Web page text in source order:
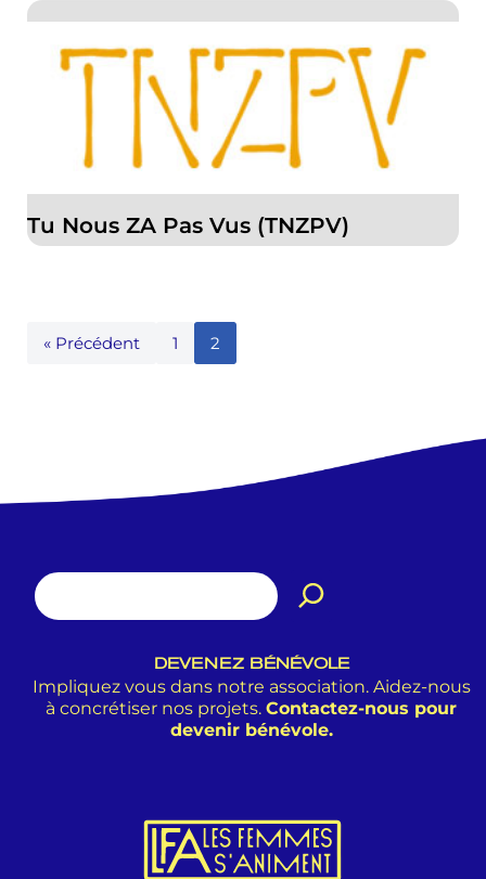
Tu Nous ZA Pas Vus (TNZPV)
« Précédent 1 2
DEVENEZ BÉNÉVOLE
Impliquez vous dans notre association. Aidez-nous
à concrétiser nos projets. Contactez-nous pour
devenir bénévole.